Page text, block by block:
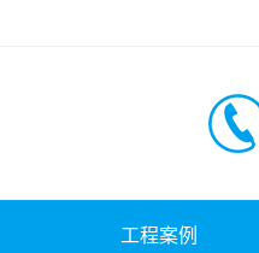
工程案例